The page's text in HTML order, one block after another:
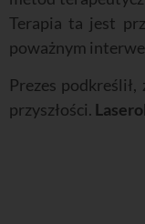
Terapia ta jest
poważnym
Prezes
przyszłości.